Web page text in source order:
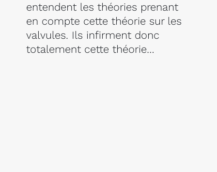
entendent les théories prenant
en compte cette théorie sur les
valvules. Ils infirment donc
totalement cette théorie…